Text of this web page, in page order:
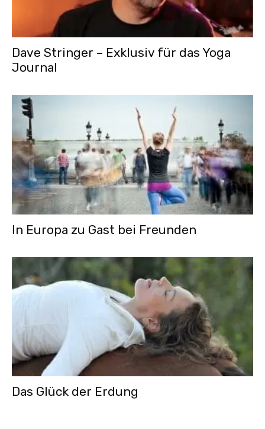
Dave Stringer – Exklusiv für das Yoga
Journal
In Europa zu Gast bei Freunden
Das Glück der Erdung